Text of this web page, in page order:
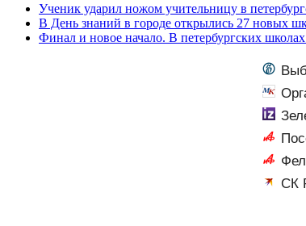
Ученик ударил ножом учительницу в
В День знаний в городе открылись 27 новых
Финал и новое начало. В петербургских
СК